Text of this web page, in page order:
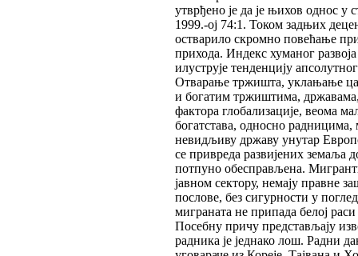
утврђено је да је њихов однос у
1999.-ој 74:1. Током задњих
остварило скромно повећање
прихода. Индекс хуманог
илуструје тенденцију
Отварање тржишта, уклањање
и богатим тржиштима,
фактора глобализације, веома
богатстава, односно радницима,
невидљиву државу унутар
се привреда развијених земаља
потпуно обесправљена.
јавном сектору, немају правне
послове, без сигурности у
миграната не припада белој
Посебну причу представљају
радника је једнако лош. Радни